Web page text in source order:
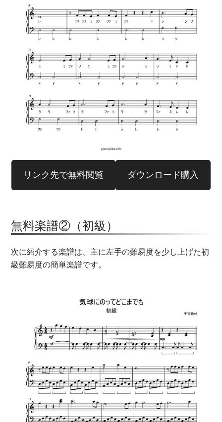
リンク先で無料閲覧 ダウンロード購入
無料楽譜②（初級）
次に紹介する楽譜は、主に左手の難易度を少し上げた初
級難易度の簡単楽譜です。